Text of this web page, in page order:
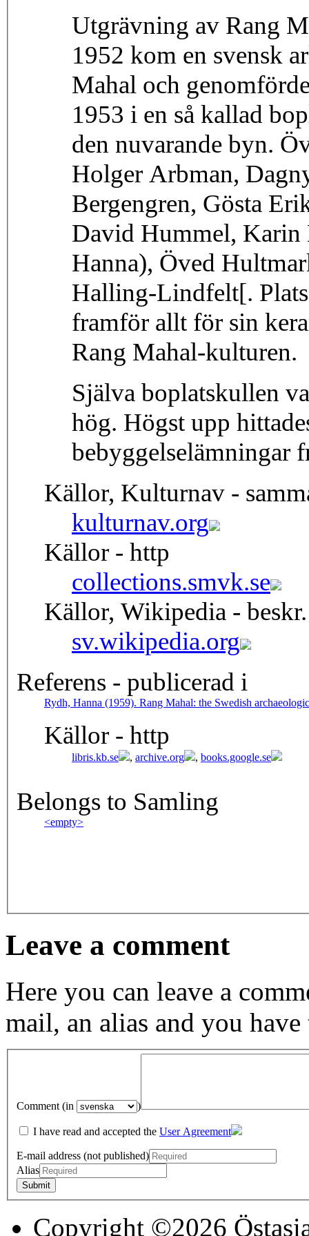
Utgrävning av Rang
1952 kom en svensk
Mahal och
1953 i en så kallad
den nuvarande byn.
Holger Arbman,
Bergengren, Gösta
David Hummel, Karin
Hanna), Öved
Halling-Lindfelt[.
framför allt för sin
Rang Mahal-kulturen.
Själva boplatskullen
hög. Högst upp
bebyggelselämningar
Källor, Kulturnav -
kulturnav.org
Källor - http
collections.smvk.se
Källor, Wikipedia -
sv.wikipedia.org
Referens - publicerad i
Rydh, Hanna (1959). Rang Mahal: the Swedish
Källor - http
libris.kb.se , archive.org , books.google.se
Belongs to Samling
<empty>
Leave a comment
Here you can leave a
mail, an alias and you
Comment (in )
I have read and accepted the User Agreement
E-mail address (not published)
Alias
Copyright ©2026